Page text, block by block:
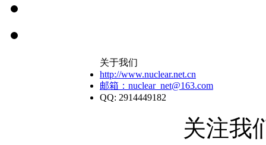
关于我们
http://www.nuclear.net.cn
邮箱：nuclear_net@163.com
QQ: 2914449182
关注我